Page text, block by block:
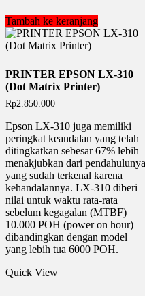
Tambah ke keranjang
PRINTER EPSON LX-310
(Dot Matrix Printer)
Rp2.850.000
Epson LX-310 juga memiliki
peringkat keandalan yang telah
ditingkatkan sebesar 67% lebih
menakjubkan dari pendahulunya
yang sudah terkenal karena
kehandalannya. LX-310 diberi
nilai untuk waktu rata-rata
sebelum kegagalan (MTBF)
10.000 POH (power on hour)
dibandingkan dengan model
yang lebih tua 6000 POH.
Quick View